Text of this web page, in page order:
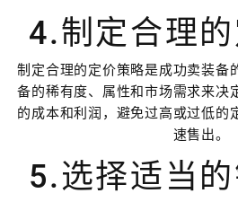
4.制定合理
制定合理的定价策略是成功卖装备
备的稀有度、属性和市场需求来决
的成本和利润，避免过高或过低的
速售出。
5.选择适当